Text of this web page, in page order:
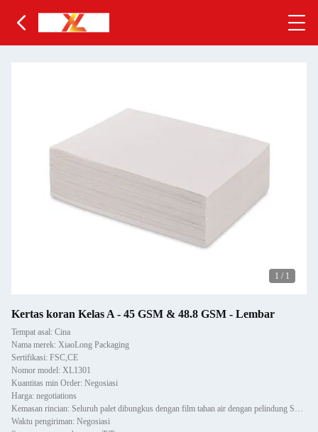
1 / 1
Kertas koran Kelas A - 45 GSM & 48.8 GSM - Lembar
Tempat asal: Cina
Nama merek: XiaoLong Packaging
Sertifikasi: FSC,CE
Nomor model: XL1301
Kuantitas min Order: Negosiasi
Harga: negotiations
Kemasan rincian: Seluruh palet dibungkus dengan film tahan air dengan pelindung Sudut Kertas dan dipasang dengan dua
Waktu pengiriman: Negosiasi